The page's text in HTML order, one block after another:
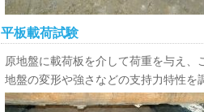
平板載荷試験
原地盤に載荷板を介して荷重を与え
地盤の変形や強さなどの支持力特性を